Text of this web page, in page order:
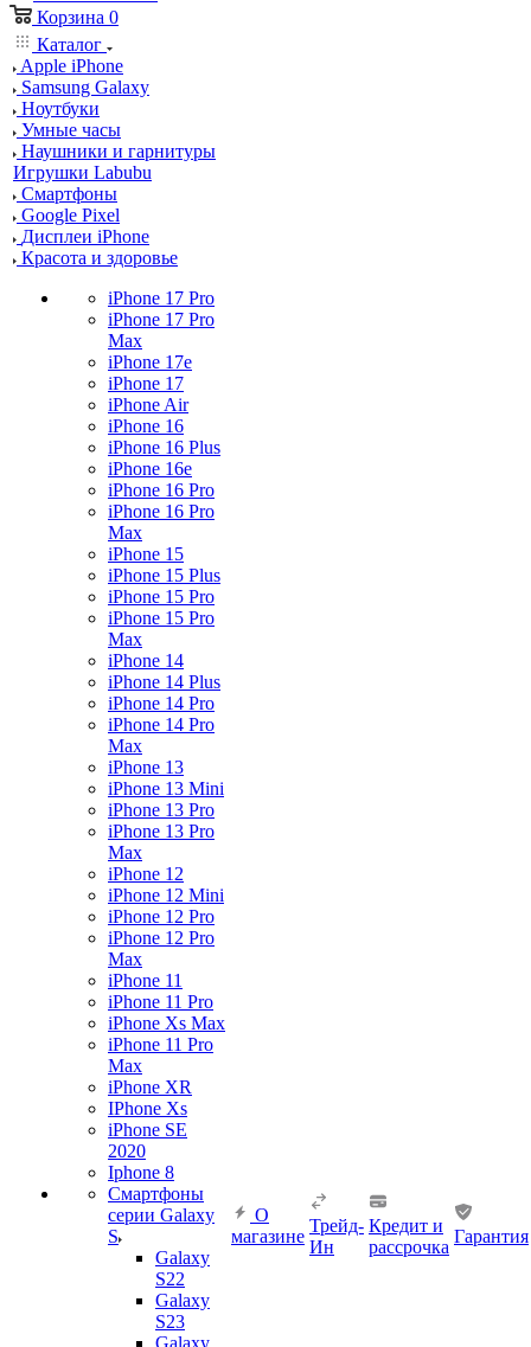
Корзина 0
Каталог
Apple iPhone
Samsung Galaxy
Ноутбуки
Умные часы
Наушники и гарнитуры
Игрушки Labubu
Смартфоны
Google Pixel
Дисплеи iPhone
Красота и здоровье
iPhone 17 Pro
iPhone 17 Pro
Max
iPhone 17e
iPhone 17
iPhone Air
iPhone 16
iPhone 16 Plus
iPhone 16e
iPhone 16 Pro
iPhone 16 Pro
Max
iPhone 15
iPhone 15 Plus
iPhone 15 Pro
iPhone 15 Pro
Max
iPhone 14
iPhone 14 Plus
iPhone 14 Pro
iPhone 14 Pro
Max
iPhone 13
iPhone 13 Mini
iPhone 13 Pro
iPhone 13 Pro
Max
iPhone 12
iPhone 12 Mini
iPhone 12 Pro
iPhone 12 Pro
Max
iPhone 11
iPhone 11 Pro
iPhone Xs Max
iPhone 11 Pro
Max
iPhone XR
IPhone Xs
iPhone SE
2020
Iphone 8
Смартфоны
серии Galaxy
S
Galaxy
S22
Galaxy
S23
Galaxy
О
магазине
Трейд-
Ин
Кредит и
рассрочка
Гарантия